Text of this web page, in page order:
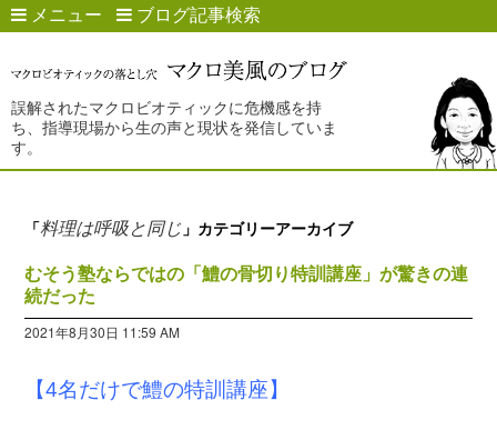
メニュー ブログ記事検索
誤解されたマクロビオティックに危機感を持
ち、指導現場から生の声と現状を発信していま
す。
「料理は呼吸と同じ 」カテゴリーアーカイブ
むそう塾ならではの「鱧の骨切り特訓講座」が驚きの連
続だった
2021年8月30日 11:59 AM
【4名だけで鱧の特訓講座】